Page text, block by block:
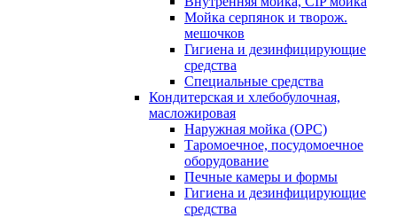
Мойка серпянок и творож.
мешочков
Гигиена и дезинфицирующие
средства
Специальные средства
Кондитерская и хлебобулочная,
масложировая
Наружная мойка (ОРС)
Таромоечное, посудомоечное
оборудование
Печные камеры и формы
Гигиена и дезинфицирующие
средства